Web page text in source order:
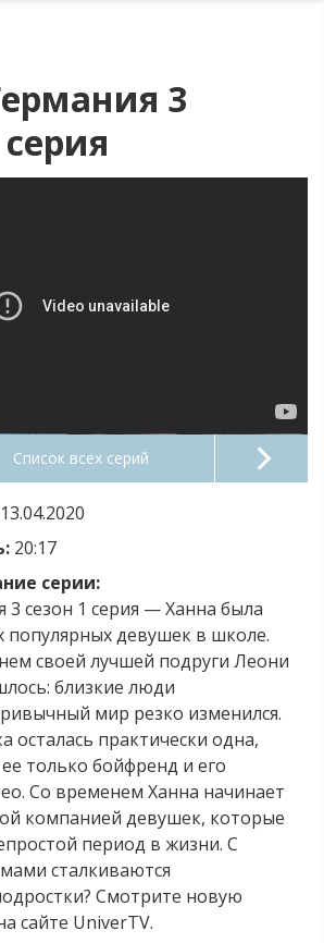
3
Список всех серий
13.04.2020
20:17
серии:
сезон 1 серия — Ханна была
популярных девушек в школе.
своей лучшей подруги Леони
близкие люди
мир резко изменился.
осталась практически одна,
только бойфренд и его
Со временем Ханна начинает
компанией девушек, которые
период в жизни. С
сталкиваются
Смотрите новую
сайте UniverTV.